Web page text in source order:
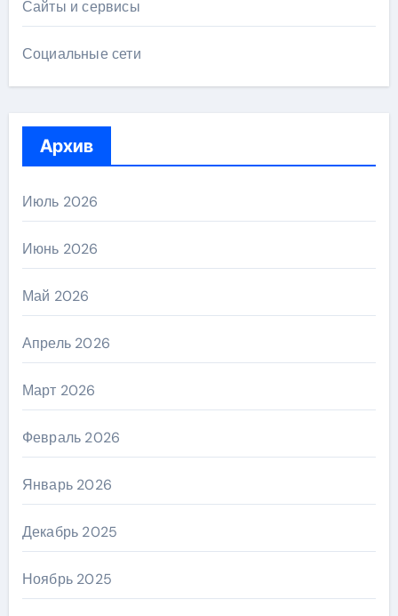
Сайты и сервисы
Социальные сети
Архив
Июль 2026
Июнь 2026
Май 2026
Апрель 2026
Март 2026
Февраль 2026
Январь 2026
Декабрь 2025
Ноябрь 2025